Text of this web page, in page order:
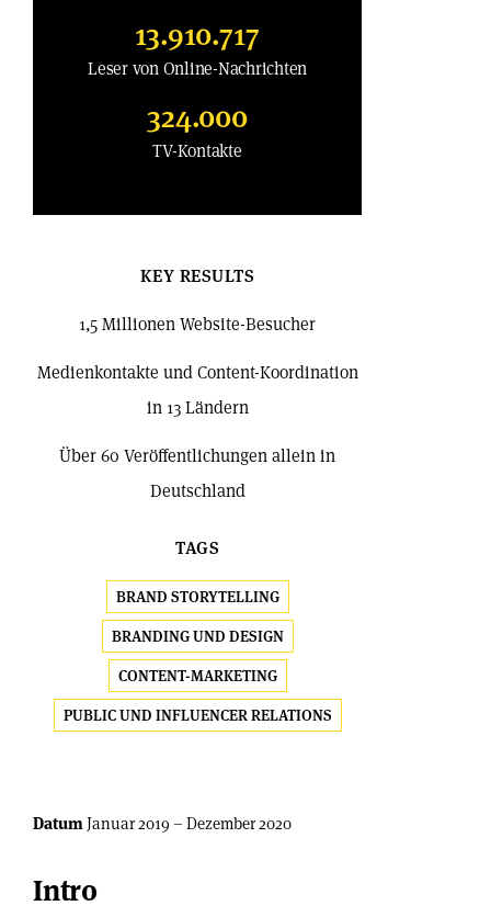
13.910.717
Leser von Online-Nachrichten
324.000
TV-Kontakte
KEY RESULTS
1,5 Millionen Website-Besucher
Medienkontakte und Content-Koordination
in 13 Ländern
Über 60 Veröffentlichungen allein in
Deutschland
TAGS
BRAND STORYTELLING
BRANDING UND DESIGN
CONTENT-MARKETING
PUBLIC UND INFLUENCER RELATIONS
DatumJanuar 2019 – Dezember 2020
Intro